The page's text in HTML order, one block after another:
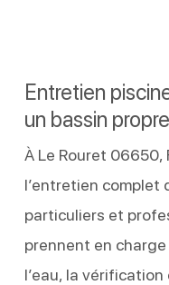
Entretien
un bassin
À Le Rouret 06650,
l’entretien complet
particuliers et
prennent en
l’eau, la